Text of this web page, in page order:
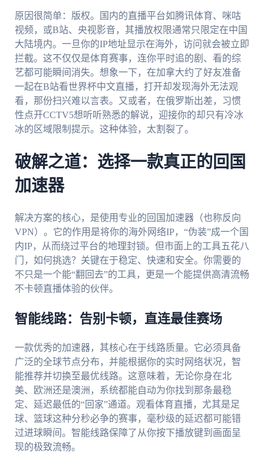
原因很简单：版权。国内的直播平台如腾讯体育、咪咕
视频，或B站、央视影音，其播放权限通常只限定在中国
大陆境内。一旦你的IP地址显示在海外，访问就会被立即
拦截。这不仅仅是体育赛事，连你平时追的剧、看的综
艺都可能瞬间消失。想象一下，在加拿大约了好友准备
一起在B站看世界杯中文直播，打开却发现海外无法观
看，那份扫兴难以言表。又或者，在俄罗斯出差，习惯
性点开CCTV5想听听熟悉的解说，迎接你的却只有冷冰
冰的区域限制提示。这种体验，太割裂了。
破解之道：选择一款真正的回国
加速器
解决方案的核心，是使用专业的回国加速器（也称反向
VPN）。它的作用是将你的海外网络IP，“伪装”成一个国
内IP，从而绕过平台的地理封锁。但市面上的工具五花八
门，如何挑选？关键在于稳定、快速和安全。你需要的
不只是一个能“翻回去”的工具，更是一个能提供高清流畅
不卡顿直播体验的伙伴。
智能线路：告别卡顿，直连最佳赛场
一款优秀的加速器，其核心在于线路质量。它必须具备
广泛的全球节点分布，并能根据你的实时网络状况，智
能推荐并切换至最优线路。这意味着，无论你身在北
美、欧洲还是澳洲，系统都能自动为你找到那条最稳
定、延迟最低的“回家”通道。观看体育直播，尤其是足
球、篮球这种分秒必争的赛事，毫秒级的延迟都可能错
过进球瞬间。智能线路保障了从你按下播放键到画面呈
现的极致流畅。